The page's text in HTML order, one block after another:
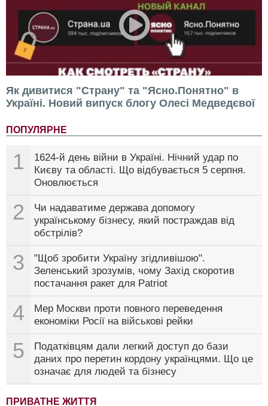
Як дивитися "Страну" та "Ясно.Понятно" в
Україні. Новий випуск блогу Олесі Медведєвої
ПОПУЛЯРНЕ
1
1624-й день війни в Україні. Нічний удар по
Києву та області. Що відбувається 5 серпня.
Оновлюється
2
Чи надаватиме держава допомогу
українському бізнесу, який постраждав від
обстрілів?
3
"Щоб зробити Україну згідливішою".
Зеленський зрозумів, чому Захід скоротив
постачання ракет для Patriot
4
Мер Москви проти повного переведення
економіки Росії на військові рейки
5
Податківцям дали легкий доступ до бази
даних про перетин кордону українцями. Що це
означає для людей та бізнесу
ПРИВАТНЕ ЖИТТЯ